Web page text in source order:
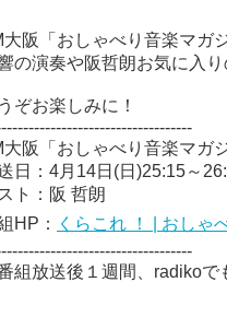
大阪「おしゃべり音楽マガ
の演奏や阪哲朗お気に入
ぞお楽しみに！
大阪「おしゃべり音楽マガ
日：4月14日 (日 )25:15～
ト：阪 哲朗
HP ：
くらこれ ！ | おしゃ
組放送後１週間、radikoで